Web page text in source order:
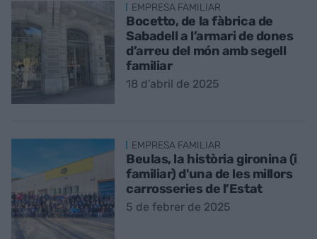
EMPRESA FAMILIAR
Bocetto, de la fàbrica de
Sabadell a l’armari de dones
d’arreu del món amb segell
familiar
18 d’abril de 2025
EMPRESA FAMILIAR
Beulas, la història gironina (i
familiar) d'una de les millors
carrosseries de l’Estat
5 de febrer de 2025